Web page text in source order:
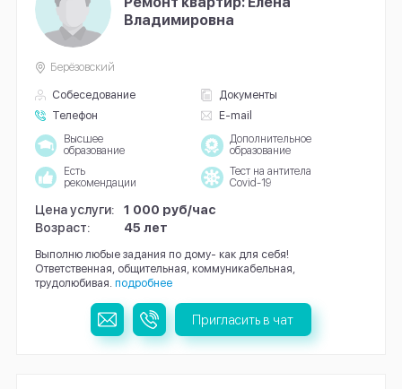
Владимировна
Собеседование
Документы
Телефон
E-mail
Берёзовский
Высшее
образование
Дополнительное
образование
Есть
рекомендации
Тест на антитела
Covid-19
Цена услуги:
1 000 руб/час
Возраст:
45 лет
Выполню любые задания по дому- как для себя!
Ответственная, общительная, коммуникабельная,
трудолюбивая. подробнее
Пригласить в чат